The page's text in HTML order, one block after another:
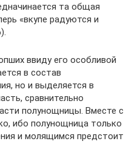
та общая
«вкупе радуются и
ввиду его особливой
в состав
но и выделяется в
сравнительно
полунощницы. Вместе с
ибо полунощница только
и молящимся предстоит